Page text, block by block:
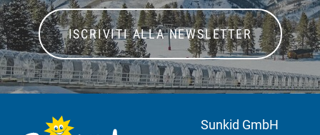
ISCRIVITI ALLA NEWSLETTER
Sunkid GmbH